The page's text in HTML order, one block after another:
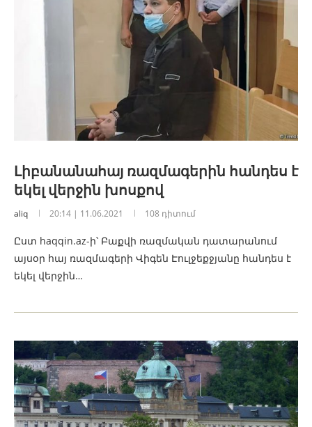
Լիբանանահայ ռազմագերին հանդես է
եկել վերջին խոսքով
aliq 20:14 | 11.06.2021 108 դիտում
Ըստ haqqin.az-ի՝ Բաքվի ռազմական դատարանում
այսօր հայ ռազմագերի Վիգեն Էուլջեքջյանը հանդես է
եկել վերջին…